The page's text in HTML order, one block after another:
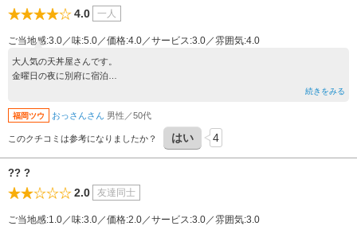
4.0 一人
ご当地感:3.0／味:5.0／価格:4.0／サービス:3.0／雰囲気:4.0
大人気の天丼屋さんです。
金曜日の夜に別府に宿泊
のですが、すでに20人くら
いの行列が出来てました。
メンの別府冷麺もおいしい
ですよ。
続きをみる
福岡ツウ おっさんさん 男性／50代
このクチコミは参考になりましたか？ はい 4
?? ?
2.0 友達同士
ご当地感:1.0／味:3.0／価格:2.0／サービス:3.0／雰囲気:3.0